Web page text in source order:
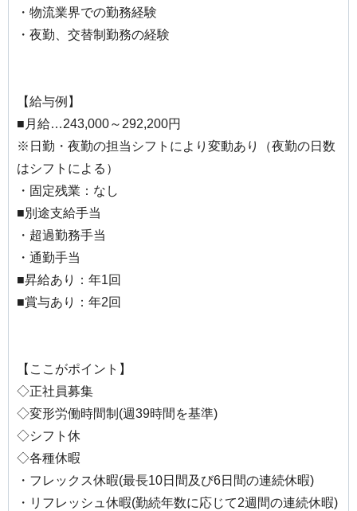
・物流業界での勤務経験
・夜勤、交替制勤務の経験
【給与例】
■月給…243,000～292,200円
※日勤・夜勤の担当シフトにより変動あり（夜勤の日数
はシフトによる）
・固定残業：なし
■別途支給手当
・超過勤務手当
・通勤手当
■昇給あり：年1回
■賞与あり：年2回
【ここがポイント】
◇正社員募集
◇変形労働時間制(週39時間を基準)
◇シフト休
◇各種休暇
・フレックス休暇(最長10日間及び6日間の連続休暇)
・リフレッシュ休暇(勤続年数に応じて2週間の連続休暇)